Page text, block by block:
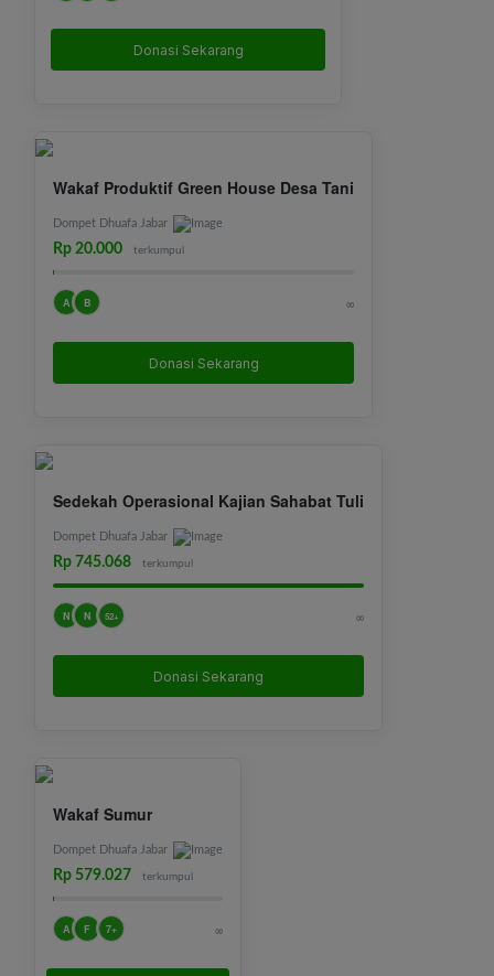
Donasi Sekarang
Wakaf Produktif Green House Desa Tani
Dompet Dhuafa Jabar
Rp 20.000 terkumpul
A B ∞
Donasi Sekarang
Sedekah Operasional Kajian Sahabat Tuli
Dompet Dhuafa Jabar
Rp 745.068 terkumpul
N N 52+ ∞
Donasi Sekarang
Wakaf Sumur
Dompet Dhuafa Jabar
Rp 579.027 terkumpul
A F 7+ ∞